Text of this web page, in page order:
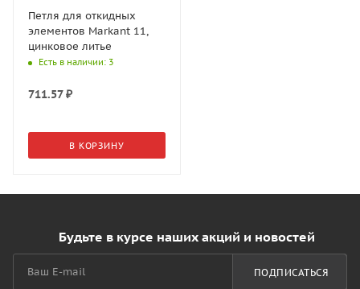
Петля для откидных
элементов Markant 11,
цинковое литье
Есть в наличии: 3
711.57₽
В КОРЗИНУ
Будьте в курсе наших акций и новостей
ПОДПИСАТЬСЯ